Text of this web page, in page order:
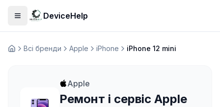
Відкрити меню
DeviceHelp
ДомашняВсі бренди Apple iPhone iPhone 12 mini
Apple
Ремонт і сервіс Apple